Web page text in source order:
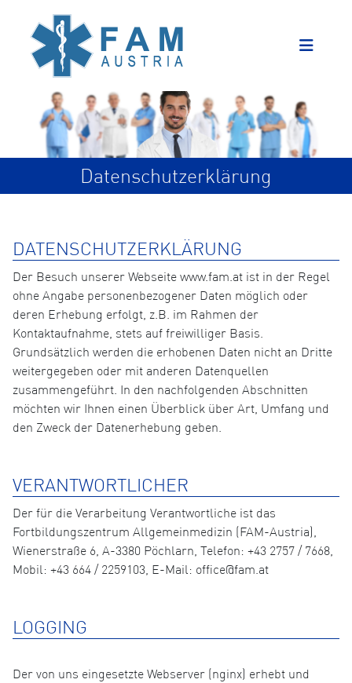
Datenschutzerklärung
DATENSCHUTZERKLÄRUNG
Der Besuch unserer Webseite www.fam.at ist in der Regel
ohne Angabe personenbezogener Daten möglich oder
deren Erhebung erfolgt, z.B. im Rahmen der
Kontaktaufnahme, stets auf freiwilliger Basis.
Grundsätzlich werden die erhobenen Daten nicht an Dritte
weitergegeben oder mit anderen Datenquellen
zusammengeführt. In den nachfolgenden Abschnitten
möchten wir Ihnen einen Überblick über Art, Umfang und
den Zweck der Datenerhebung geben.
VERANTWORTLICHER
Der für die Verarbeitung Verantwortliche ist das
Fortbildungszentrum Allgemeinmedizin (FAM-Austria),
Wienerstraße 6, A-3380 Pöchlarn, Telefon: +43 2757 / 7668,
Mobil: +43 664 / 2259103, E-Mail: office@fam.at
LOGGING
Der von uns eingesetzte Webserver (nginx) erhebt und